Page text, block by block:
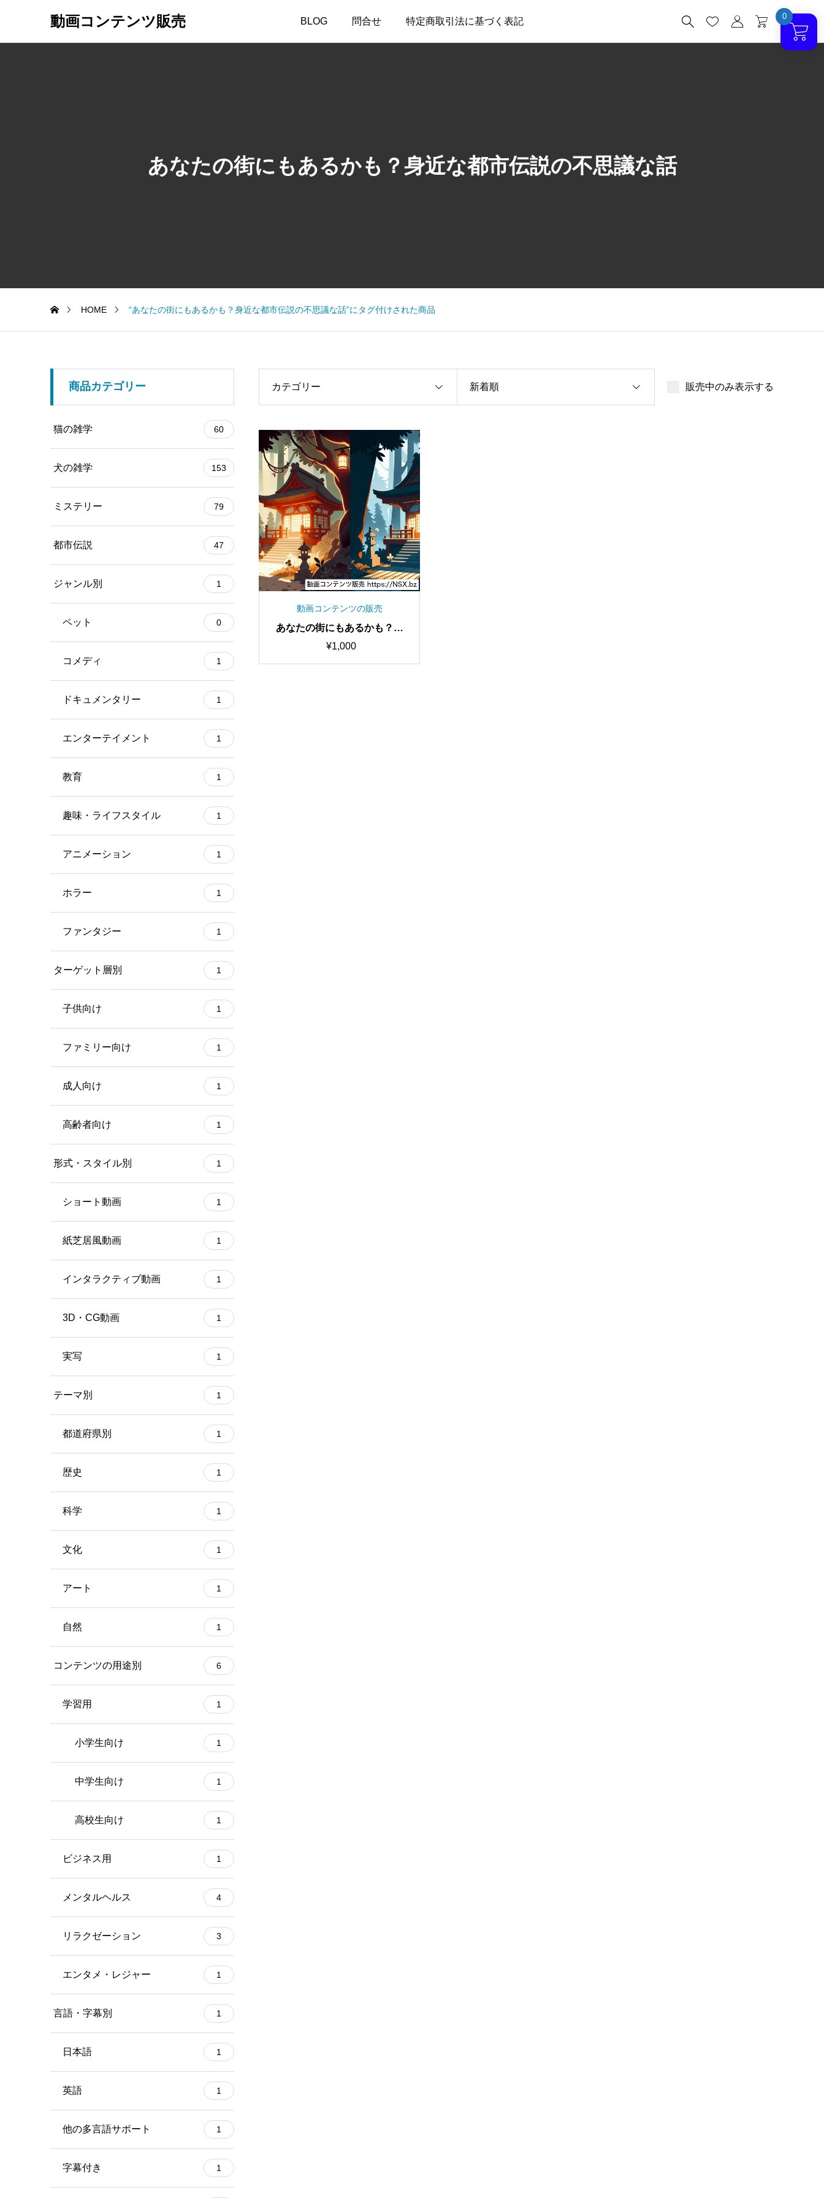
動画コンテンツ販売 BLOG 問合せ 特定商取引法に基づく表記    
あなたの街にもあるかも？身近な都市伝説の不思議な話
HOME “あなたの街にもあるかも？身近な都市伝説の不思議な話”にタグ付けされた商品
カテゴリー 新着順 販売中のみ表示する
動画コンテンツの販売
あなたの街にもあるかも？身
近な都市伝説の不思議な話シ
¥1,000
商品カテゴリー
猫の雑学 60
犬の雑学 153
ミステリー 79
都市伝説 47
ジャンル別 1
ペット 0
コメディ 1
ドキュメンタリー 1
エンターテイメント 1
教育 1
趣味・ライフスタイル 1
アニメーション 1
ホラー 1
ファンタジー 1
ターゲット層別 1
子供向け 1
ファミリー向け 1
成人向け 1
高齢者向け 1
形式・スタイル別 1
ショート動画 1
紙芝居風動画 1
インタラクティブ動画 1
3D・CG動画 1
実写 1
テーマ別 1
都道府県別 1
歴史 1
科学 1
文化 1
アート 1
自然 1
コンテンツの用途別 6
学習用 1
小学生向け 1
中学生向け 1
高校生向け 1
ビジネス用 1
メンタルヘルス 4
リラクゼーション 3
エンタメ・レジャー 1
言語・字幕別 1
日本語 1
英語 1
他の多言語サポート 1
字幕付き 1
0